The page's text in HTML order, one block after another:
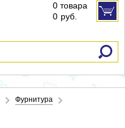
0 товара
0 руб.
Фурнитура